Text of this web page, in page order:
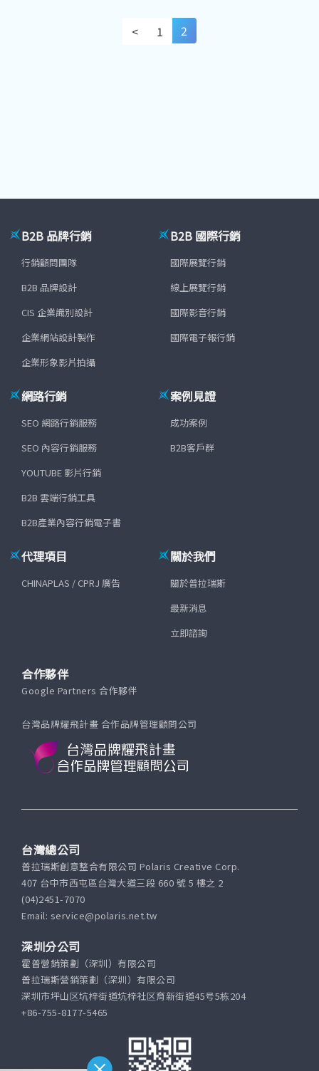
< 1 2
B2B 品牌行銷
行銷顧問團隊
B2B 品牌設計
CIS 企業識別設計
企業網站設計製作
企業形象影片拍攝
B2B 國際行銷
國際展覽行銷
線上展覽行銷
國際影音行銷
國際電子報行銷
網路行銷
SEO 網路行銷服務
SEO 內容行銷服務
YOUTUBE 影片行銷
B2B 雲端行銷工具
B2B產業內容行銷電子書
案例見證
成功案例
B2B客戶群
代理項目
CHINAPLAS / CPRJ 廣告
關於我們
關於普拉瑞斯
最新消息
立即諮詢
合作夥伴
Google Partners 合作夥伴
台灣品牌耀飛計畫 合作品牌管理顧問公司
台灣總公司
普拉瑞斯創意整合有限公司 Polaris Creative Corp.
407 台中市西屯區台灣大道三段 660 號 5 樓之 2
(04)2451-7070
Email: service@polaris.net.tw
深圳分公司
霍普營銷策劃（深圳）有限公司
普拉瑞斯營銷策劃（深圳）有限公司
深圳市坪山区坑梓街道坑梓社区育新街道45号5栋204
+86-755-8177-5465